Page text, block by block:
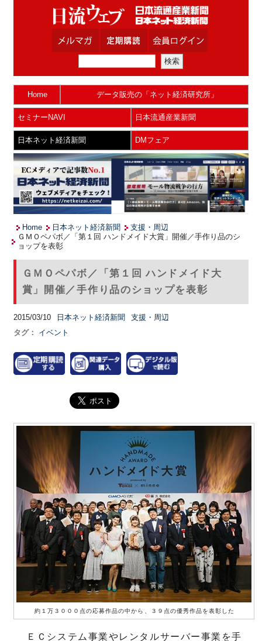
Home データ販売の「ネット経済研究所」
セミナーNAVI 日本流通産業新聞
日本ネット経済新聞 DMフェア
Home 日本ネット経済新聞
支援・周辺
ＧＭＯペパボ／「第１回 ハンドメイド大賞」開催／手作り品のシ
ョップを表彰
ＧＭＯペパボ／「第１回 ハンドメイド大
賞」開催／手作り品のショップを表彰
2015/03/10 日本ネット経済新聞
支援・周辺
タグ：
イベント
約１万３０００点の応募作品の中から、３９点の優秀作品を表彰した
ＥＣシステム事業やレンタルサーバー事業を手